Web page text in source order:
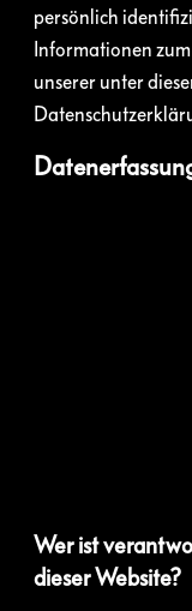
persönlich
Informationen
unserer unter
Wer ist
dieser Website?